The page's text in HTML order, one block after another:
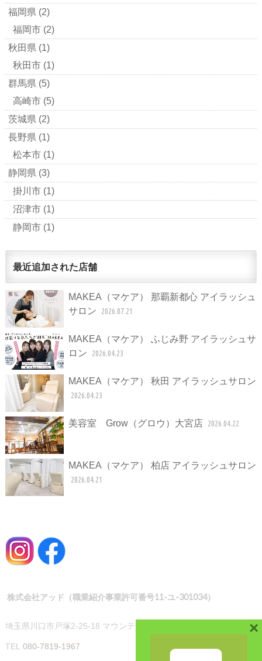
福岡県 (2)
福岡市 (2)
秋田県 (1)
秋田市 (1)
群馬県 (5)
高崎市 (5)
茨城県 (2)
長野県 (1)
松本市 (1)
静岡県 (3)
掛川市 (1)
沼津市 (1)
静岡市 (1)
最近追加された店舗
MAKEA（マケア） 那覇新都心 アイラッシュ
サロン
2026.07.21
MAKEA（マケア） ふじみ野 アイラッシュサ
ロン
2026.04.23
MAKEA（マケア） 秋田 アイラッシュサロン
2026.04.23
美容室 Grow（グロウ）大宮店 2026.04.22
MAKEA（マケア） 柏店 アイラッシュサロン
2026.04.21
株式会社アッド（職業紹介事業許可番号11-ユ-301034）
埼玉県川口市戸塚2-25-18 マウンテンハイツ101
TEL 080-7819-1967
×